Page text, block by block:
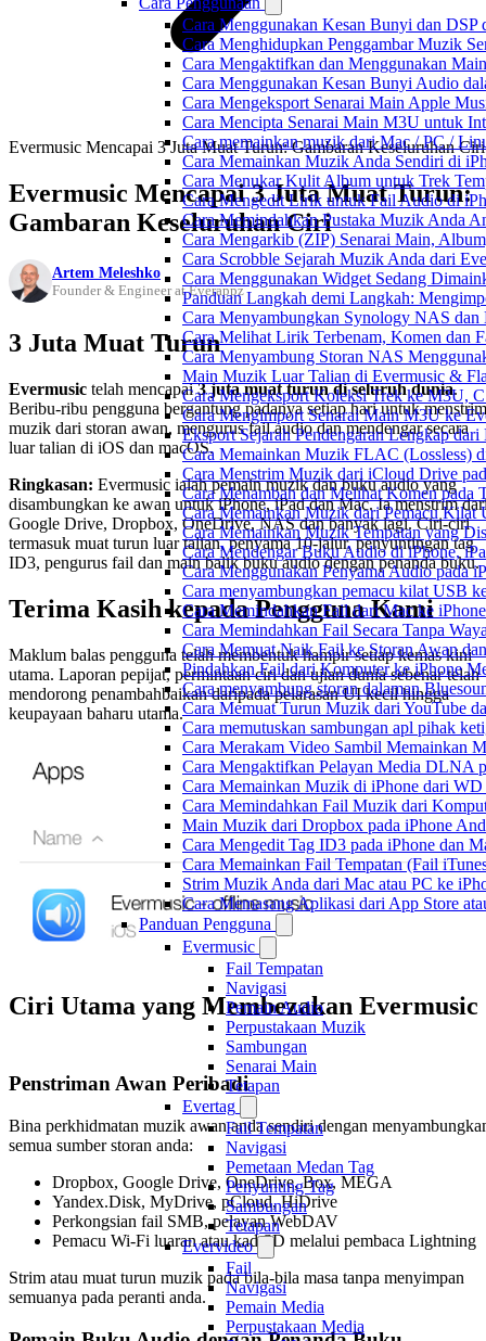
Cara Menggunakan Kesan Bunyi dan DSP
Cara Menghidupkan Penggambar Muzik
Cara Mengaktifkan dan Menggunakan
Cara Menggunakan Kesan Bunyi Audio
Cara Mengeksport Senarai Main Apple
Cara Mencipta Senarai Main M3U untuk
Cara memainkan muzik dari Mac / PC /
Cara Memainkan Muzik Anda Sendiri di
Cara Menukar Kulit Album untuk Trek
Cara Mengedit Lirik untuk Fail Audio di
Cara Memindahkan Pustaka Muzik Anda
Cara Mengarkib (ZIP) Senarai Main,
Cara Scrobble Sejarah Muzik Anda dari
Cara Menggunakan Widget Sedang
Panduan Langkah demi Langkah:
Cara Menyambungkan Synology NAS
Cara Melihat Lirik Terbenam, Komen dan
Cara Menyambung Storan NAS
Main Muzik Luar Talian di Evermusic &
Cara Mengeksport Koleksi Trek ke M3U,
Cara Mengimport Senarai Main M3U ke
Eksport Sejarah Pendengaran Lengkap
Cara Memainkan Muzik FLAC (Lossless)
Cara Menstrim Muzik dari iCloud Drive
Cara Menambah dan Melihat Komen pada
Cara Memainkan Muzik dari Pemacu Kilat
Cara Memainkan Muzik Tempatan yang
Cara Mendengar Buku Audio di iPhone,
Cara Menggunakan Penyama Audio pada
Cara menyambungkan pemacu kilat USB
Cara Memindahkan Fail dari Mac ke
Cara Memindahkan Fail Secara Tanpa
Cara Memuat Naik Fail ke Storan Awan
Pindahkan Fail dari Komputer ke iPhone
Cara menyambung storan dalaman
Cara Memuat Turun Muzik dari YouTube
Cara memutuskan sambungan apl pihak
Cara Merakam Video Sambil Memainkan
Cara Mengaktifkan Pelayan Media DLNA
Cara Memainkan Muzik di iPhone dari
Cara Memindahkan Fail Muzik dari
Main Muzik dari Dropbox pada iPhone
Cara Mengedit Tag ID3 pada iPhone dan
Cara Memainkan Fail Tempatan (Fail
Strim Muzik Anda dari Mac atau PC ke
Cara Memasang Aplikasi dari App Store
Panduan Pengguna
Evermusic
Fail Tempatan
Navigasi
Pemain Audio
Perpustakaan Muzik
Sambungan
Senarai Main
Tetapan
Evertag
Fail Tempatan
Navigasi
Pemetaan Medan Tag
Penyunting Tag
Sambungan
Tetapan
Evervideo
Fail
Navigasi
Pemain Media
Perpustakaan Media
Evermusic Mencapai 3 Juta Muat Turun: Gambaran Keseluruhan Ciri
Evermusic Mencapai 3 Juta Muat Turun:
Gambaran Keseluruhan Ciri
Artem Meleshko
Founder & Engineer at Everappz
3 Juta Muat Turun
Evermusic telah mencapai3 juta muat turun di seluruh dunia.
Beribu-ribu pengguna bergantung padanya setiap hari untuk menstrim
muzik dari storan awan, mengurus fail audio dan mendengar secara
luar talian di iOS dan macOS.
Ringkasan: Evermusic ialah pemain muzik dan buku audio yang
disambungkan ke awan untuk iPhone, iPad dan Mac. Ia menstrim
Google Drive, Dropbox, OneDrive, NAS dan banyak lagi. Ciri-ciri
termasuk muat turun luar talian, penyama 10-jalur, penyuntingan tag
ID3, pengurus fail dan main balik buku audio dengan penanda buku.
Terima Kasih kepada Pengguna Kami
Maklum balas pengguna telah membentuk hampir setiap kemas kini
utama. Laporan pepijat, permintaan ciri dan ujian dunia sebenar telah
mendorong penambahbaikan daripada pelarasan UI kecil hingga
keupayaan baharu utama.
Ciri Utama yang Membezakan Evermusic
Penstriman Awan Peribadi
Bina perkhidmatan muzik awan anda sendiri dengan
semua sumber storan anda:
Dropbox, Google Drive, OneDrive, Box, MEGA
Yandex.Disk, MyDrive, pCloud, HiDrive
Perkongsian fail SMB, pelayan WebDAV
Pemacu Wi-Fi luaran atau kad SD melalui pembaca Lightning
Strim atau muat turun muzik pada bila-bila masa tanpa menyimpan
semuanya pada peranti anda.